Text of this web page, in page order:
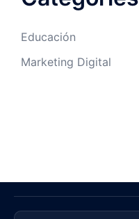
Educación
Marketing Digital